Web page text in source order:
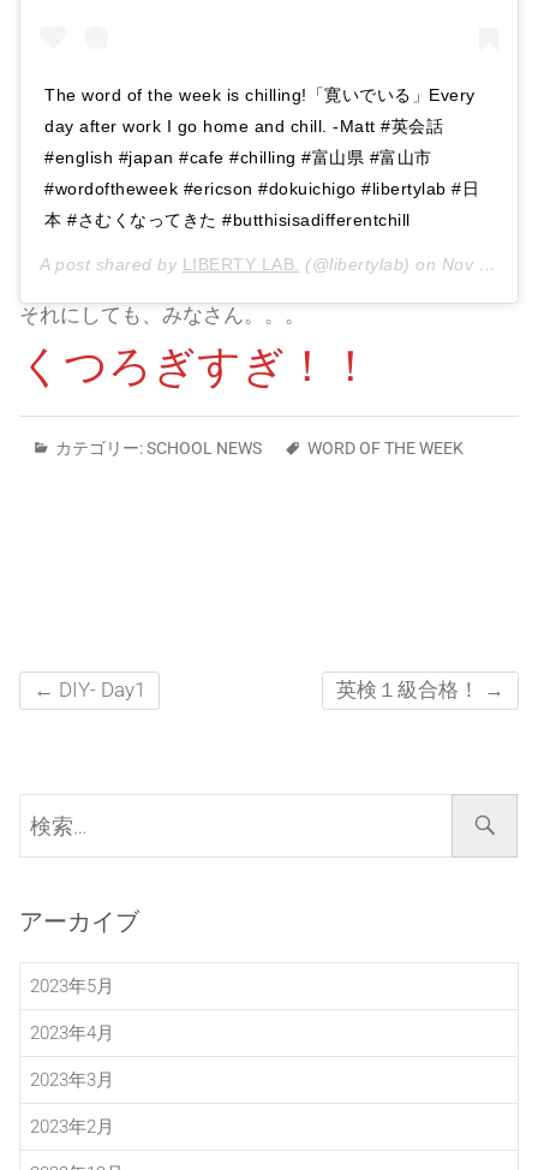
The word of the week is chilling!「寛いでいる」Every
day after work I go home and chill. -Matt #英会話
#english #japan #cafe #chilling #富山県 #富山市
#wordoftheweek #ericson #dokuichigo #libertylab #日
本 #さむくなってきた #butthisisadifferentchill
A post shared by LIBERTY LAB. (@libertylab) on Nov 15, 2019 at 3:12am PST
それにしても、みなさん。。。
くつろぎすぎ！！
カテゴリー:SCHOOL NEWS WORD OF THE WEEK
← DIY- Day1 英検１級合格！ →
索…
アーカイブ
2023年5月
2023年4月
2023年3月
2023年2月